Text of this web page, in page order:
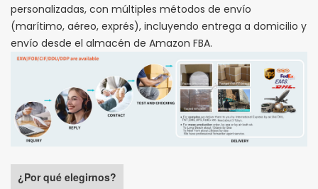
personalizadas, con múltiples métodos de envío
(marítimo, aéreo, exprés), incluyendo entrega a domicilio y
envío desde el almacén de Amazon FBA.
¿Por qué elegirnos?